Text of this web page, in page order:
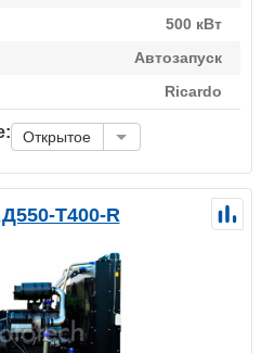
500 кВт
Автозапуск
Ricardo
Открытое
Т400-R